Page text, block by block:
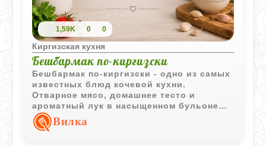
1,59K 0 0
Киргизская кухня
Бешбармак по-киргизски
Бешбармак по-киргизски - одно из самых
известных блюд кочевой кухни.
Отварное мясо, домашнее тесто и
ароматный лук в насыщенном бульоне
создают классическое сочетание,
проверенное временем.
Вилка